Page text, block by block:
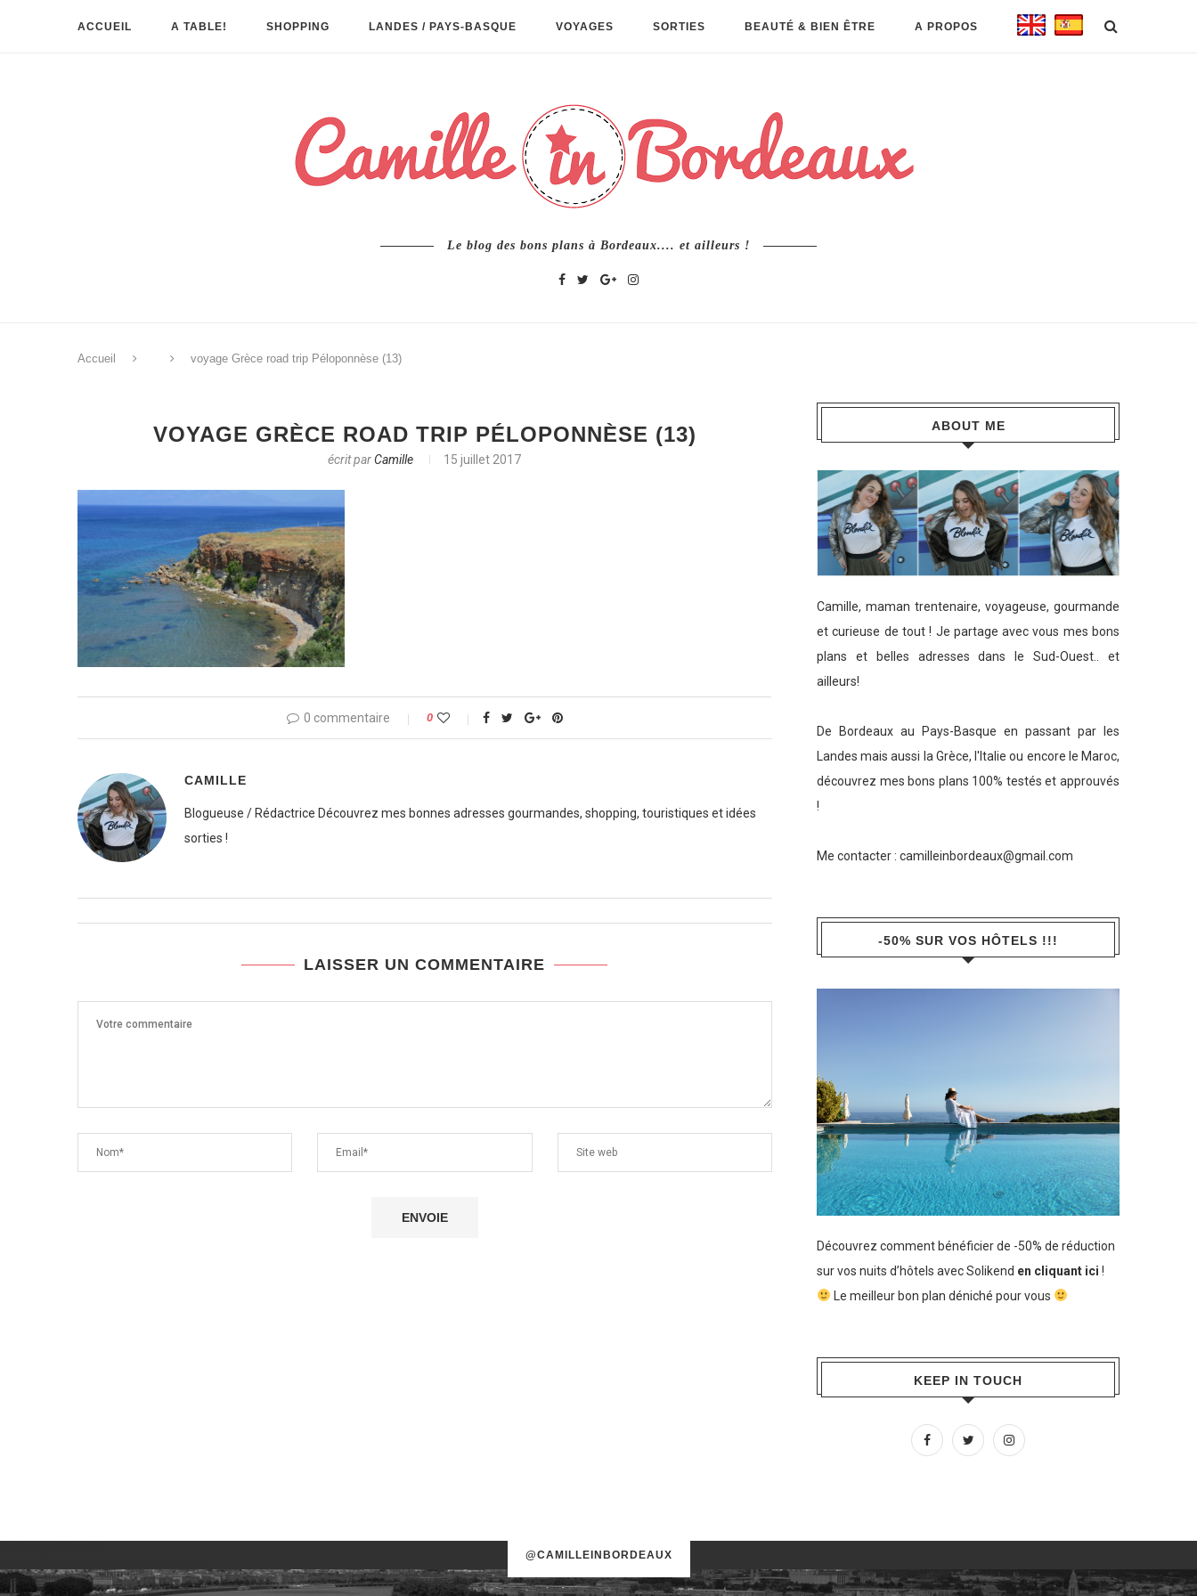
ACCUEIL A TABLE! SHOPPING LANDES / PAYS-BASQUE VOYAGES SORTIES BEAUTÉ & BIEN ÊTRE A PROPOS
Le blog des bons plans à Bordeaux.... et ailleurs !
Accueil voyage Grèce road trip Péloponnèse (13)
VOYAGE GRÈCE ROAD TRIP PÉLOPONNÈSE (13)
écrit parCamille 15 juillet 2017
0 commentaire 0
CAMILLE
Blogueuse / Rédactrice Découvrez mes bonnes adresses gourmandes, shopping, touristiques et idées
sorties !
LAISSER UN COMMENTAIRE
ABOUT ME
Camille, maman trentenaire, voyageuse, gourmande
et curieuse de tout ! Je partage avec vous mes bons
plans et belles adresses dans le Sud-Ouest.. et
ailleurs!
De Bordeaux au Pays-Basque en passant par les
Landes mais aussi la Grèce, l'Italie ou encore le Maroc,
découvrez mes bons plans 100% testés et approuvés
!
Me contacter : camilleinbordeaux@gmail.com
-50% SUR VOS HÔTELS !!!
Découvrez comment bénéficier de -50% de réduction
sur vos nuits d’hôtels avec Solikend en cliquant ici !
Le meilleur bon plan déniché pour vous
KEEP IN TOUCH
@CAMILLEINBORDEAUX